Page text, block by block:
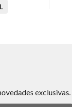
exclusivas.